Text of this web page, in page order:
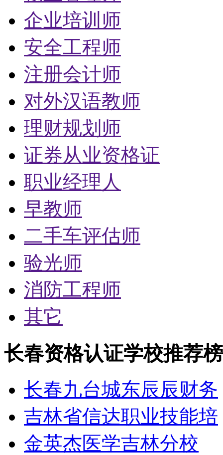
企业培训师
安全工程师
注册会计师
对外汉语教师
理财规划师
证券从业资格证
职业经理人
早教师
二手车评估师
验光师
消防工程师
其它
长春资格认证学校推荐榜
长春九台城东辰辰财务
吉林省信达职业技能培
金英杰医学吉林分校